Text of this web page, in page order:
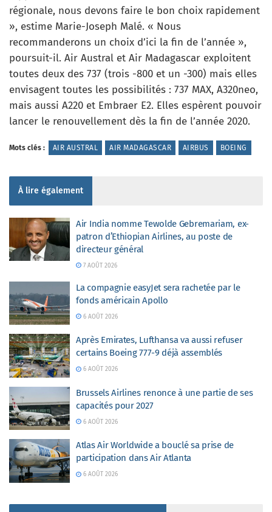
régionale, nous devons faire le bon choix rapidement
», estime Marie-Joseph Malé. « Nous
recommanderons un choix d’ici la fin de l’année »,
poursuit-il. Air Austral et Air Madagascar exploitent
toutes deux des 737 (trois -800 et un -300) mais elles
envisagent toutes les possibilités : 737 MAX, A320neo,
mais aussi A220 et Embraer E2. Elles espèrent pouvoir
lancer le renouvellement dès la fin de l’année 2020.
Mots clés : AIR AUSTRAL AIR MADAGASCAR AIRBUS BOEING
À lire également
Air India nomme Tewolde Gebremariam, ex-
patron d’Ethiopian Airlines, au poste de
directeur général
7 AOÛT 2026
La compagnie easyJet sera rachetée par le
fonds américain Apollo
6 AOÛT 2026
Après Emirates, Lufthansa va aussi refuser
certains Boeing 777-9 déjà assemblés
6 AOÛT 2026
Brussels Airlines renonce à une partie de ses
capacités pour 2027
6 AOÛT 2026
Atlas Air Worldwide a bouclé sa prise de
participation dans Air Atlanta
6 AOÛT 2026